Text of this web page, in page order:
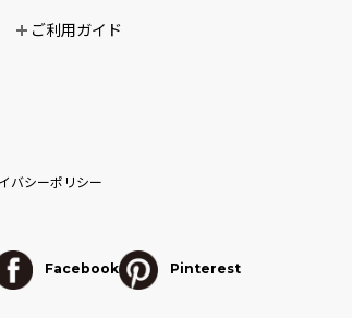
ご利用ガイド
バシーポリシー
Facebook Pinterest